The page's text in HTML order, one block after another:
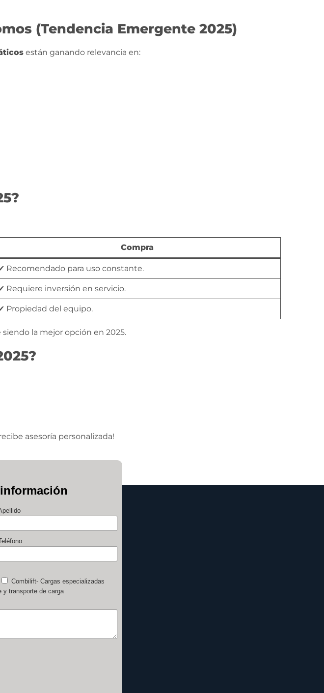
(Tendencia Emergente 2025)
están ganando relevancia en:
Compra
Recomendado para uso constante.
Requiere inversión en servicio.
Propiedad del equipo.
siendo la mejor opción en 2025.
asesoría personalizada!